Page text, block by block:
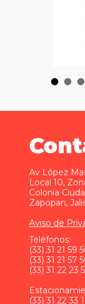
Av López
Local 10,
Colonia
Zapopan,
Aviso de
Teléfonos:
(33) 31 21 59
(33) 31 21 57
(33) 31 22 23
(33) 31 22 33